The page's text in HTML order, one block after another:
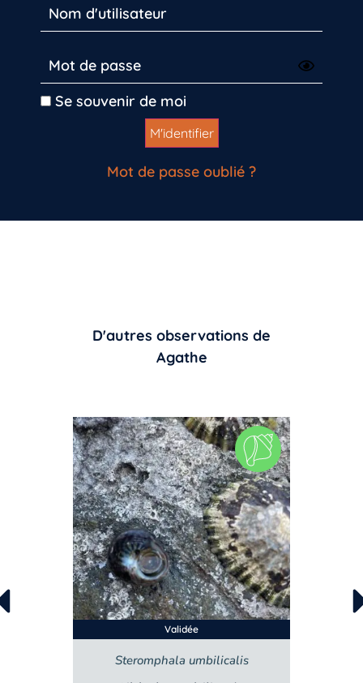
Se souvenir de moi
Mot de passe oublié ?
D'autres observations de
Agathe
Validée
Littorina fabalis/obtusata